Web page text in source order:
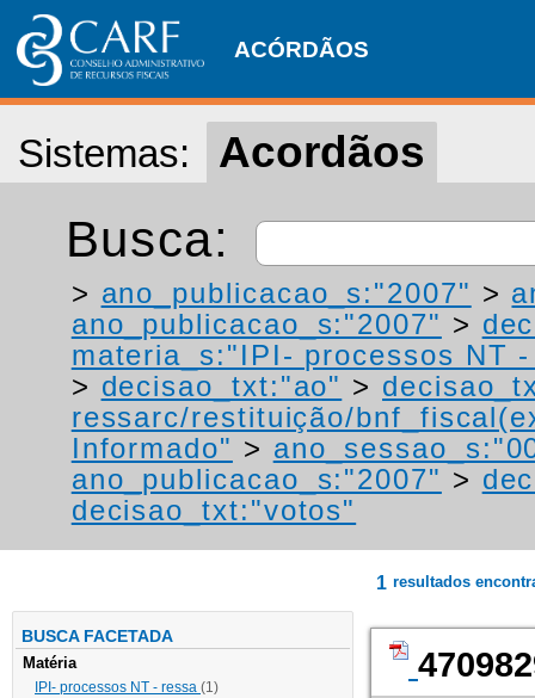
ACÓRDÃOS
Sistemas: Acordãos
Busca:
> ano_publicacao_s:"2007" >
ano_publicacao_s:"2007" >
materia_s:"IPI- processos NT
> decisao_txt:"ao" >
ressarc/restituição/
Informado" >
ano_publicacao_s:"2007" >
decisao_txt:"votos"
BUSCA FACETADA
Matéria
IPI- processos NT - ressa (1)
1 resultados